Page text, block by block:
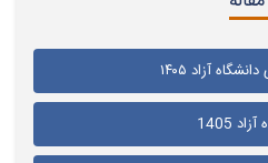
آزاد ۱۴۰۵
1405